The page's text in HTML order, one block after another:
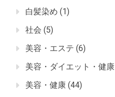
白髪染め (1)
社会 (5)
美容・エステ (6)
美容・ダイエット・健康
美容・健康 (44)